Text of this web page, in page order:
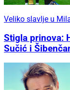
Veliko slavlje u
Stigla prinova:
Sučić i